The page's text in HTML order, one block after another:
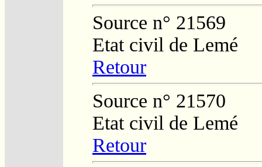
Source n° 21569
Etat civil de Lemé
Retour
Source n° 21570
Etat civil de Lemé
Retour